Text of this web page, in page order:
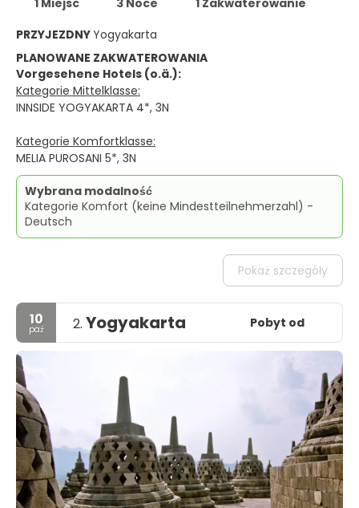
1 Miejsc 3 Noce
1 Zakwaterowanie
PRZYJEZDNYYogyakarta
PLANOWANE ZAKWATEROWANIA
Vorgesehene Hotels (o.ä.):
Kategorie Mittelklasse:
INNSIDE YOGYAKARTA 4*, 3N
Kategorie Komfortklasse:
MELIA PUROSANI 5*, 3N
Wybrana modalność
Kategorie Komfort (keine Mindestteilnehmerzahl) -
Deutsch
Pokaż szczegóły
10
paź 2. Yogyakarta Pobyt od